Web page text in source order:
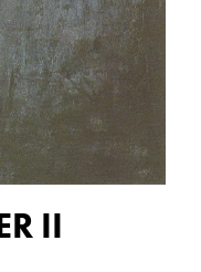
II